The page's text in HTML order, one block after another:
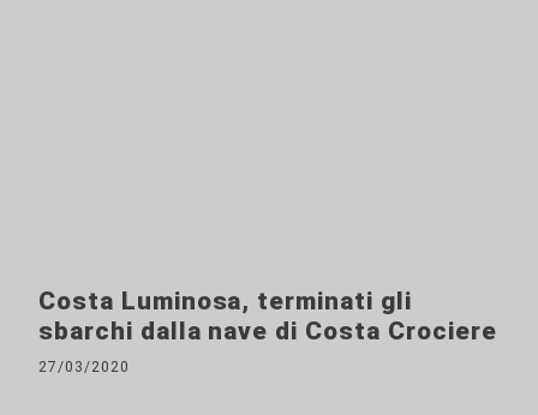
Costa Luminosa, terminati gli
sbarchi dalla nave di Costa Crociere
27/03/2020